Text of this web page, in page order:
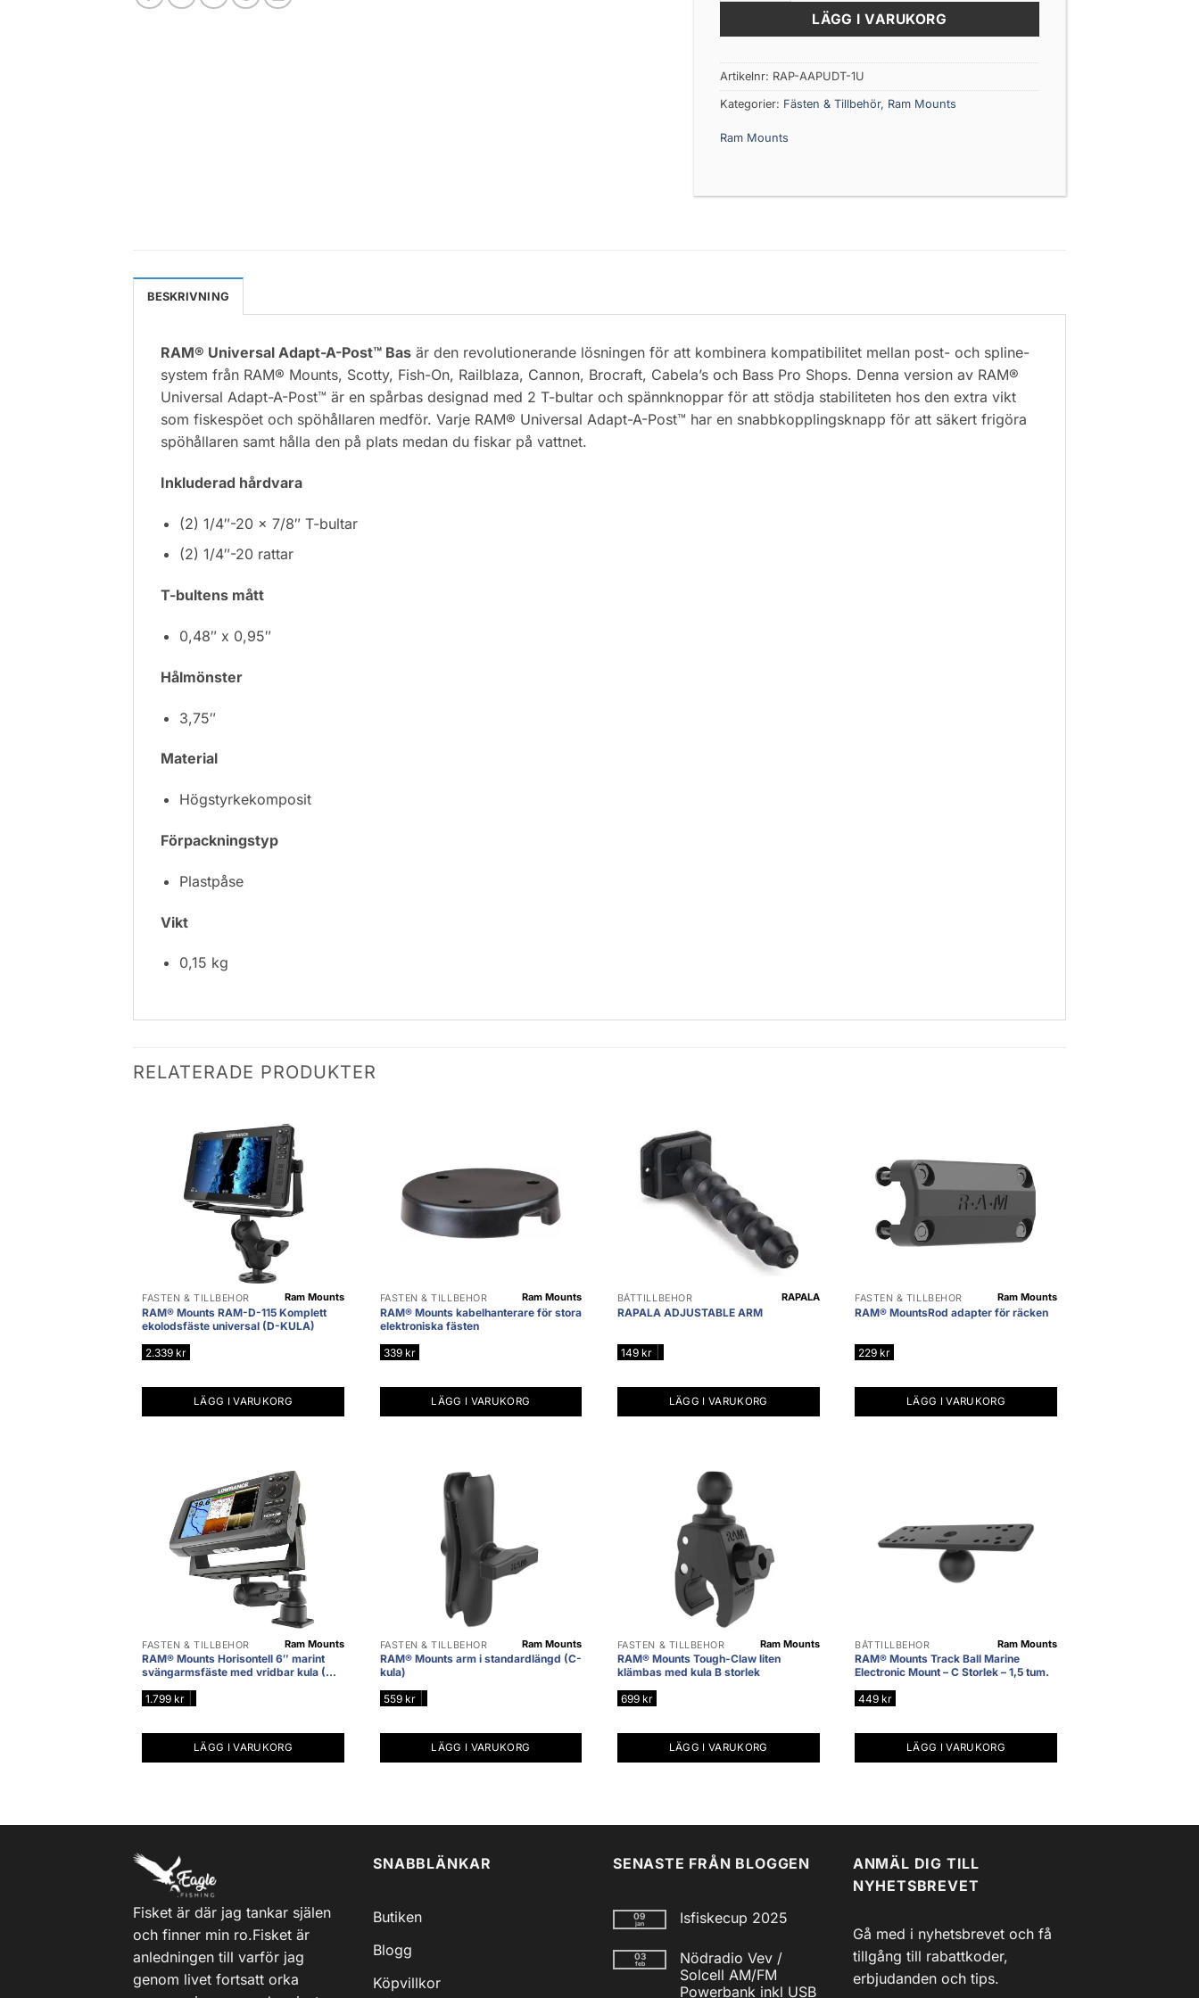
LÄGG I VARUKORG
Artikelnr: RAP-AAPUDT-1U
Kategorier: Fästen & Tillbehör, Ram Mounts
Ram Mounts
BESKRIVNING
RAM® Universal Adapt-A-Post™ Bas är den revolutionerande lösningen för att kombinera kompatibilitet mellan post- och spline-
system från RAM® Mounts, Scotty, Fish-On, Railblaza, Cannon, Brocraft, Cabela’s och Bass Pro Shops. Denna version av RAM®
Universal Adapt-A-Post™ är en spårbas designad med 2 T-bultar och spännknoppar för att stödja stabiliteten hos den extra vikt
som fiskespöet och spöhållaren medför. Varje RAM® Universal Adapt-A-Post™ har en snabbkopplingsknapp för att säkert frigöra
spöhållaren samt hålla den på plats medan du fiskar på vattnet.
Inkluderad hårdvara
(2) 1/4″-20 x 7/8″ T-bultar
(2) 1/4″-20 rattar
T-bultens mått
0,48″ x 0,95″
Hålmönster
3,75″
Material
Högstyrkekomposit
Förpackningstyp
Plastpåse
Vikt
0,15 kg
RELATERADE PRODUKTER
FÄSTEN & TILLBEHÖR
RAM® Mounts RAM-D-115 Komplett
ekolodsfäste universal (D-KULA)
Ram Mounts
2.339 kr
LÄGG I VARUKORG
FÄSTEN & TILLBEHÖR
RAM® Mounts kabelhanterare för stora
elektroniska fästen
Ram Mounts
339 kr
LÄGG I VARUKORG
BÅTTILLBEHÖR
RAPALA ADJUSTABLE ARM
RAPALA
149 kr|
LÄGG I VARUKORG
FÄSTEN & TILLBEHÖR
RAM® MountsRod adapter för räcken
Ram Mounts
229 kr
LÄGG I VARUKORG
FÄSTEN & TILLBEHÖR
RAM® Mounts Horisontell 6″ marint
svängarmsfäste med vridbar kula (C-
Ram Mounts
1.799 kr
LÄGG I VARUKORG
FÄSTEN & TILLBEHÖR
RAM® Mounts arm i standardlängd (C-
kula)
Ram Mounts
559 kr|
LÄGG I VARUKORG
FÄSTEN & TILLBEHÖR
RAM® Mounts Tough-Claw liten
klämbas med kula B storlek
Ram Mounts
699 kr
LÄGG I VARUKORG
BÅTTILLBEHÖR
RAM® Mounts Track Ball Marine
Electronic Mount – C Storlek – 1,5 tum.
Ram Mounts
449 kr
LÄGG I VARUKORG
Fisket är där jag tankar själen
och finner min ro.Fisket är
anledningen till varför jag
genom livet fortsatt orka
SNABBLÄNKAR
Butiken
Blogg
Köpvillkor
SENASTE FRÅN BLOGGEN
09
jan Isfiskecup 2025
till
Isfiskecup
2025
03
feb
Nödradio Vev /
Solcell AM/FM
Powerbank inkl USB
ANMÄL DIG TILL
NYHETSBREVET
Gå med i nyhetsbrevet och få
tillgång till rabattkoder,
erbjudanden och tips.